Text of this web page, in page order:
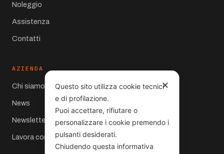
Noleggio
Assistenza
Contatti
AZIENDA
Chi siamo
News
Newsletter
Lavora con noi
✕
Questo sito utilizza cookie tecnici
e di profilazione.
Puoi accettare, rifiutare o
personalizzare i cookie premendo i
pulsanti desiderati.
Chiudendo questa informativa